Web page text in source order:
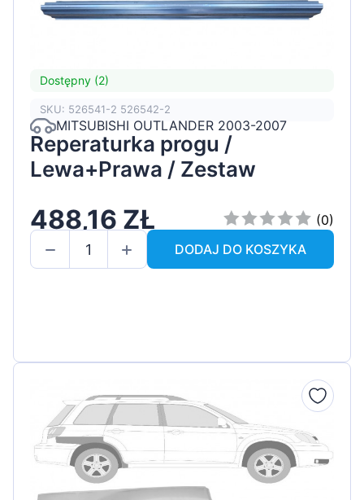
Dostępny (2)
SKU: 526541-2 526542-2
MITSUBISHI OUTLANDER 2003-2007
Reperaturka progu /
Lewa+Prawa / Zestaw
488,16 ZŁ
(0)
DODAJ DO KOSZYKA